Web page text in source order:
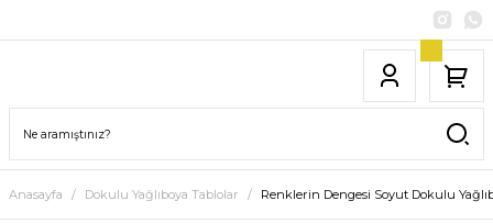
Anasayfa Dokulu Yağlıboya Tablolar Renklerin Dengesi Soyut Dokulu